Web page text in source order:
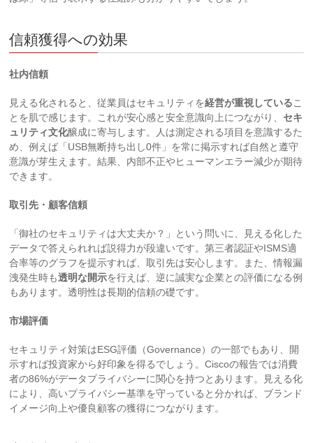
信頼獲得への効果
社内信頼
見える化されると、従業員はセキュリティを経営が重視しているこ
とを肌で感じます。これが安心感と安全意識向上につながり、 セキ
ュリティ文化醸成に寄与します。人は測定される項目を意識するた
め、例えば「USB無断持ち出し0件」を常に掲示すれば自然と遵守
意識が芽生えます。結果、内部不正やヒューマンエラー減少が期待
できます。
取引先・顧客信頼
「御社のセキュリティは大丈夫か？」という問いに、見える化した
データで答えられれば説得力が段違いです。第三者認証やISMS適
合率等のグラフを提示すれば、取引先は安心します。また、情報漏
洩発生時も透明な開示を行えば、逆に誠実な企業との評価になる例
もあります。透明性は長期的信頼の礎です。
市場評価
セキュリティ対策はESG評価（Governance）の一部でもあり、開
示すれば投資家から好印象を得るでしょう。Ciscoの報告では消費
者の86%がデータプライバシーに関心を持つとあります。見える化
により、高いプライバシー基準を守っていると分かれば、ブランド
イメージ向上や優良顧客の獲得につながります。